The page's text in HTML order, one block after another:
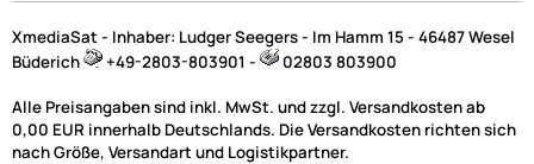
XmediaSat - Inhaber: Ludger Seegers - Im Hamm 15 - 46487 Wesel
Büderich
+49-2803-803901 - 02803 803900
Alle Preisangaben sind inkl. MwSt. und zzgl. Versandkosten ab
0,00 EUR innerhalb Deutschlands. Die Versandkosten richten sich
nach Größe, Versandart und Logistikpartner.